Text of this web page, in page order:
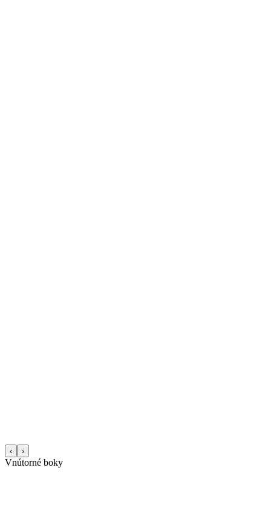
‹ ›
Vnútorné boky